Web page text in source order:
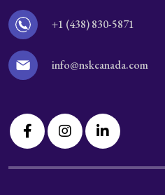
+1 (438) 830-5871
info@nskcanada.com